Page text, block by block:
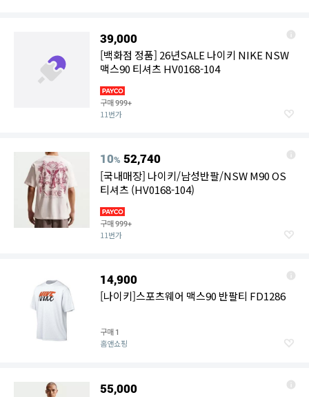
39,000
[백화점 정품] 26년SALE 나이키 NIKE NSW
맥스90 티셔츠 HV0168-104
구매999+
11번가
10% 52,740
[국내매장] 나이키/남성반팔/NSW M90 OS
티셔츠 (HV0168-104)
구매999+
11번가
14,900
[나이키]스포츠웨어 맥스90 반팔티 FD1286
구매 1
홈앤쇼핑
55,000